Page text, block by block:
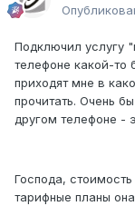
Подключил услугу
телефоне какой-то
приходят мне в
прочитать. Очень
другом телефоне -
Господа,
тарифные планы